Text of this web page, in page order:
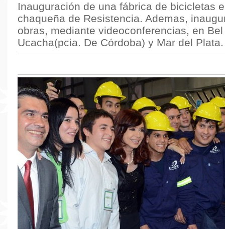
Inauguración de una fábrica de bicicletas
chaqueña de Resistencia. Ademas,
obras, mediante videoconferencias, en
Ucacha(pcia. De Córdoba) y Mar del Plata.